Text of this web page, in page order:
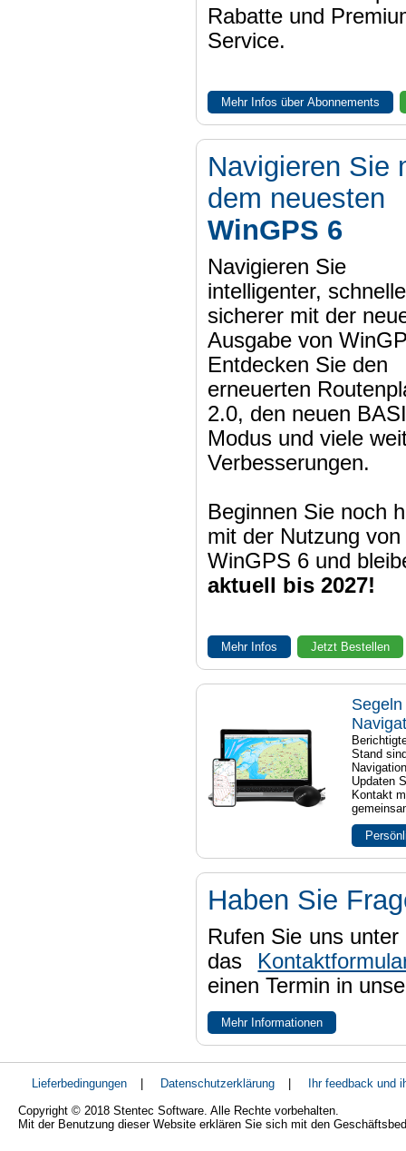
Rabatte und
Service.
Mehr Infos über Abonnements
Navigieren Sie
dem neuesten
WinGPS 6
Navigieren Sie
intelligenter,
sicherer mit der
Ausgabe von
Entdecken Sie den
erneuerten
2.0, den neuen
Modus und viele
Verbesserungen.
Beginnen Sie noch
mit der Nutzung von
WinGPS 6 und
aktuell bis 2027!
Mehr Infos Jetzt Bestellen
Stand
Updaten
Kontakt
Haben Sie
Rufen Sie uns
das
einen Termin in
Mehr Informationen
Lieferbedingungen Datenschutzerklärung
Ihr feedback und
Copyright © 2018 Stentec Software. Alle Rechte vorbehalten.
Mit der Benutzung dieser Website erklären Sie sich mit den